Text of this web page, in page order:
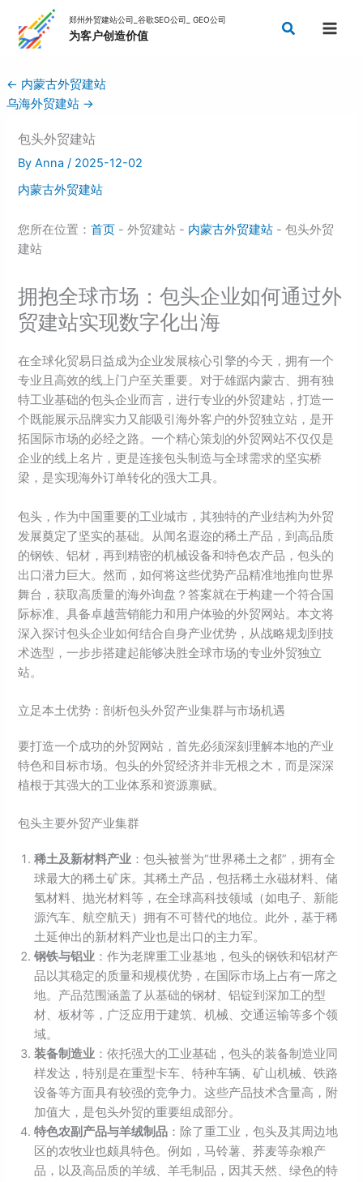
content
Search
← 内蒙古外贸建站
乌海外贸建站 →
包头外贸建站
ByAnna/ 2025-12-02
内蒙古外贸建站
您所在位置：首页 - 外贸建站 - 内蒙古外贸建站 - 包头外贸
建站
拥抱全球市场：包头企业如何通过外
贸建站实现数字化出海
在全球化贸易日益成为企业发展核心引擎的今天，拥有一个
专业且高效的线上门户至关重要。对于雄踞内蒙古、拥有独
特工业基础的包头企业而言，进行专业的外贸建站，打造一
个既能展示品牌实力又能吸引海外客户的外贸独立站，是开
拓国际市场的必经之路。一个精心策划的外贸网站不仅仅是
企业的线上名片，更是连接包头制造与全球需求的坚实桥
梁，是实现海外订单转化的强大工具。
包头，作为中国重要的工业城市，其独特的产业结构为外贸
发展奠定了坚实的基础。从闻名遐迩的稀土产品，到高品质
的钢铁、铝材，再到精密的机械设备和特色农产品，包头的
出口潜力巨大。然而，如何将这些优势产品精准地推向世界
舞台，获取高质量的海外询盘？答案就在于构建一个符合国
际标准、具备卓越营销能力和用户体验的外贸网站。本文将
深入探讨包头企业如何结合自身产业优势，从战略规划到技
术选型，一步步搭建起能够决胜全球市场的专业外贸独立
站。
立足本土优势：剖析包头外贸产业集群与市场机遇
要打造一个成功的外贸网站，首先必须深刻理解本地的产业
特色和目标市场。包头的外贸经济并非无根之木，而是深深
植根于其强大的工业体系和资源禀赋。
包头主要外贸产业集群
稀土及新材料产业 ：包头被誉为“世界稀土之都”，拥有全
球最大的稀土矿床。其稀土产品，包括稀土永磁材料、储
氢材料、抛光材料等，在全球高科技领域（如电子、新能
源汽车、航空航天）拥有不可替代的地位。此外，基于稀
土延伸出的新材料产业也是出口的主力军。
钢铁与铝业 ：作为老牌重工业基地，包头的钢铁和铝材产
品以其稳定的质量和规模优势，在国际市场上占有一席之
地。产品范围涵盖了从基础的钢材、铝锭到深加工的型
材、板材等，广泛应用于建筑、机械、交通运输等多个领
域。
装备制造业 ：依托强大的工业基础，包头的装备制造业同
样发达，特别是在重型卡车、特种车辆、矿山机械、铁路
设备等方面具有较强的竞争力。这些产品技术含量高，附
加值大，是包头外贸的重要组成部分。
特色农副产品与羊绒制品 ：除了重工业，包头及其周边地
区的农牧业也颇具特色。例如，马铃薯、荞麦等杂粮产
品，以及高品质的羊绒、羊毛制品，因其天然、绿色的特